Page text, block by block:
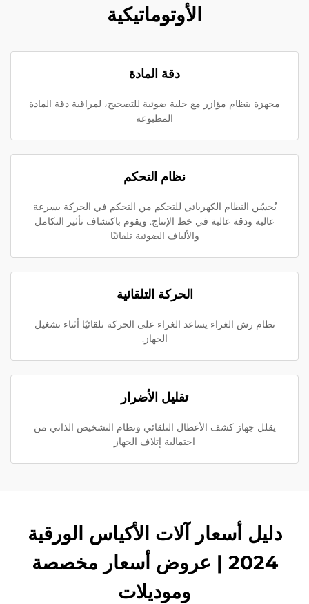
الأوتوماتيكية
دقة المادة
مجهزة بنظام مؤازر مع خلية ضوئية للتصحيح، لمراقبة دقة المادة
المطبوعة
نظام التحكم
يُحسّن النظام الكهربائي للتحكم من التحكم في الحركة بسرعة
عالية ودقة عالية في خط الإنتاج. ويقوم باكتشاف تأثير التكامل
والألياف الضوئية تلقائيًا
الحركة التلقائية
نظام رش الغراء يساعد الغراء على الحركة تلقائيًا أثناء تشغيل
الجهاز.
تقليل الأضرار
يقلل جهاز كشف الأعطال التلقائي ونظام التشخيص الذاتي من
احتمالية إتلاف الجهاز
دليل أسعار آلات الأكياس الورقية
2024 | عروض أسعار مخصصة
وموديلات